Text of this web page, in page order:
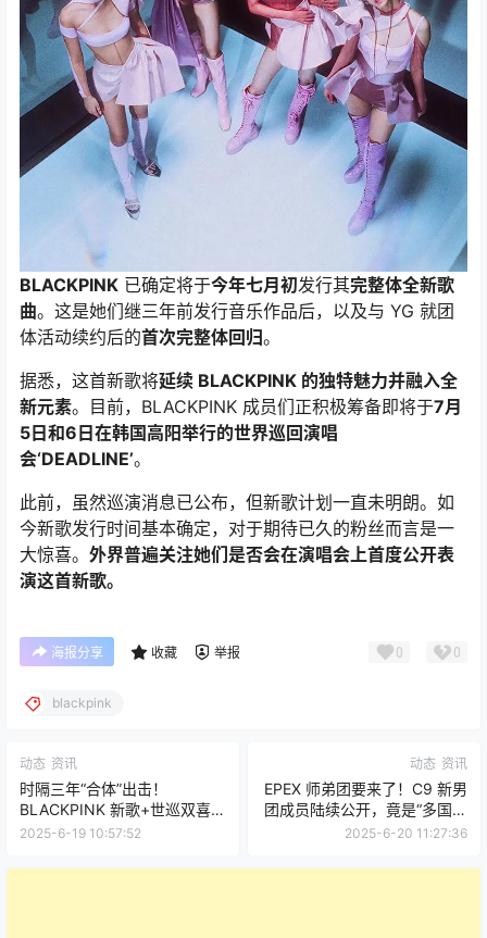
BLACKPINK 已确定将于今年七月初发行其完整体全新歌
曲。这是她们继三年前发行音乐作品后，以及与 YG 就团
体活动续约后的首次完整体回归。
据悉，这首新歌将延续 BLACKPINK 的独特魅力并融入全
新元素。目前，BLACKPINK 成员们正积极筹备即将于7月
5日和6日在韩国高阳举行的世界巡回演唱
会‘DEADLINE’。
此前，虽然巡演消息已公布，但新歌计划一直未明朗。如
今新歌发行时间基本确定，对于期待已久的粉丝而言是一
大惊喜。 外界普遍关注她们是否会在演唱会上首度公开表
演这首新歌。
海报分享 收藏 举报 0 0
blackpink
动态 资讯
时隔三年“合体”出击！
BLACKPINK 新歌+世巡双喜临
门
2025-6-19 10:57:52
动态 资讯
EPEX 师弟团要来了！C9 新男
团成员陆续公开，竟是“多国籍
+日剧主演”配置？
2025-6-20 11:27:36